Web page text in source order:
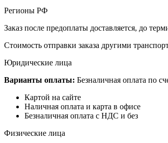
Регионы РФ
Заказ после предоплаты доставляется, до
Стоимость отправки заказа другими
Юридические лица
Варианты оплаты: Безналичная оплата по
Картой на сайте
Наличная оплата и карта в офисе
Безналичная оплата с НДС и без
Физические лица